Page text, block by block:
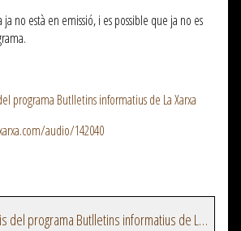
no està en emissió, i es possible que ja no es
programa Butlletins informatius de La Xarxa
audio/142040
Veure més episodis del programa Butlletins informatius de La Xarxa